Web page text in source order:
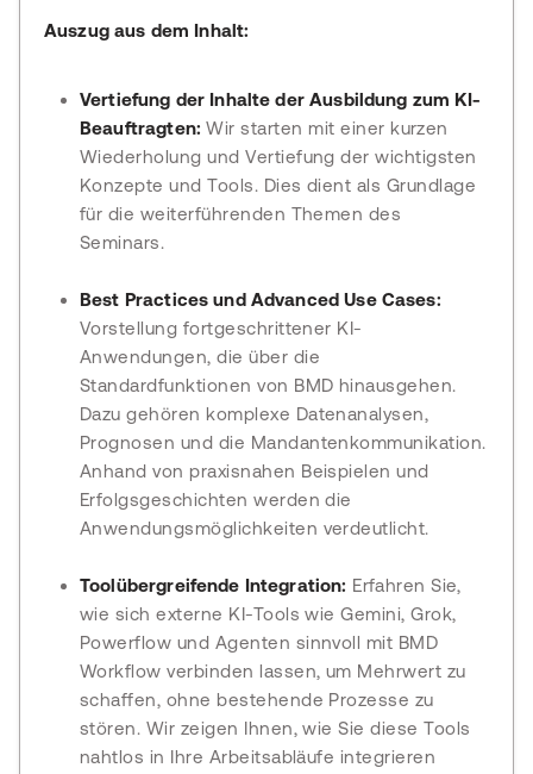
Auszug aus dem Inhalt:
Vertiefung der Inhalte der Ausbildung zum KI-
Beauftragten: Wir starten mit einer kurzen
Wiederholung und Vertiefung der wichtigsten
Konzepte und Tools. Dies dient als Grundlage
für die weiterführenden Themen des
Seminars.
Best Practices und Advanced Use Cases:
Vorstellung fortgeschrittener KI-
Anwendungen, die über die
Standardfunktionen von BMD hinausgehen.
Dazu gehören komplexe Datenanalysen,
Prognosen und die Mandantenkommunikation.
Anhand von praxisnahen Beispielen und
Erfolgsgeschichten werden die
Anwendungsmöglichkeiten verdeutlicht.
Toolübergreifende Integration: Erfahren Sie,
wie sich externe KI-Tools wie Gemini, Grok,
Powerflow und Agenten sinnvoll mit BMD
Workflow verbinden lassen, um Mehrwert zu
schaffen, ohne bestehende Prozesse zu
stören. Wir zeigen Ihnen, wie Sie diese Tools
nahtlos in Ihre Arbeitsabläufe integrieren